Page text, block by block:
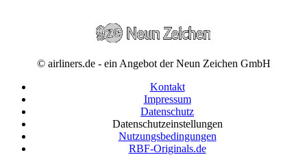
© airliners.de - ein Angebot der Neun Zeichen GmbH
Kontakt
Impressum
Datenschutz
Datenschutzeinstellungen
Nutzungsbedingungen
RBF-Originals.de